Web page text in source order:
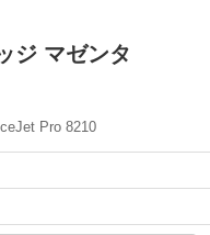
ジ マゼンタ
Pro 8210